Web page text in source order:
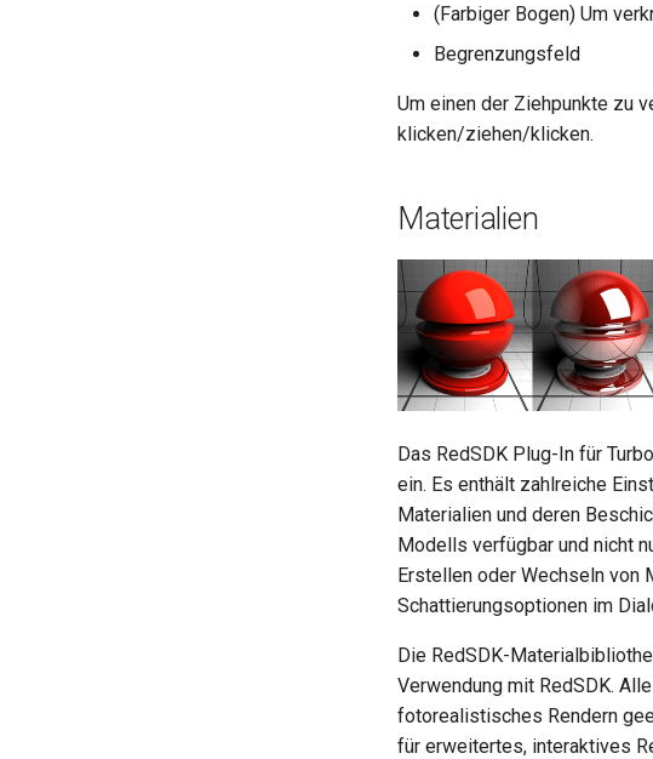
(Farbiger Bogen) Um
Begrenzungsfeld
Um einen der Ziehpunkte zu
klicken/ziehen/klicken.
Materialien
Das RedSDK Plug-In für
ein. Es enthält zahlreiche
Materialien und deren
Modells verfügbar und nicht
Erstellen oder Wechseln von
Schattierungsoptionen im
Die RedSDK-
Verwendung mit RedSDK.
fotorealistisches Rendern
für erweitertes, interaktives